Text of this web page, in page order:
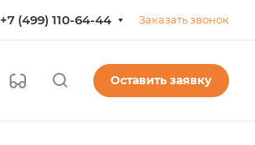
+7 (499) 110-64-44 Заказать звонок
Оставить заявку